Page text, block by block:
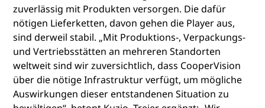
zuverlässig mit Produkten versorgen. Die dafür
nötigen Lieferketten, davon gehen die Player aus,
sind derweil stabil. „Mit Produktions-, Verpackungs-
und Vertriebsstätten an mehreren Standorten
weltweit sind wir zuversichtlich, dass CooperVision
über die nötige Infrastruktur verfügt, um mögliche
Auswirkungen dieser entstandenen Situation zu